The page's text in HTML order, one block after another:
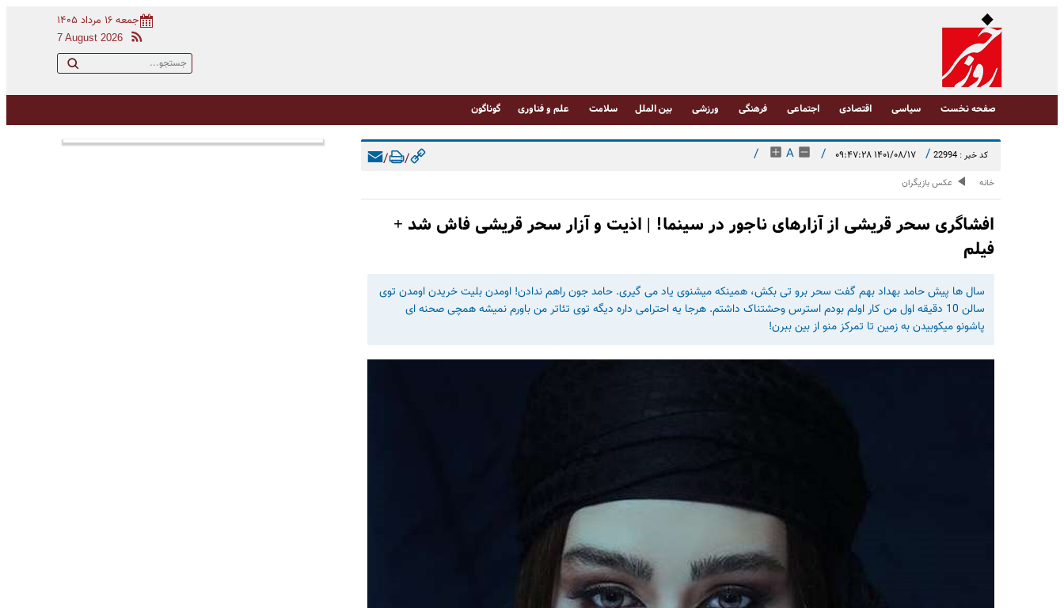
جمعه ۱۶ مرداد ۱۴۰۵
7 August 2026
صفحه نخست سیاسی اقتصادی اجتماعی فرهنگی ورزشی بین الملل سلامت علم و فناوری گوناگون
کد خبر : 22994 / ۱۴۰۱/۰۸/۱۷ ۰۹:۴۷:۲۸ /
A
/
/
/
خانه عکس بازیگران
افشاگری سحر قریشی از آزارهای ناجور در سینما! | اذیت و آزار سحر قریشی فاش شد +
فیلم
سال ها پیش حامد بهداد بهم گفت سحر برو تی بکش، همینکه میشنوی یاد می گیری. حامد جون راهم ندادن! اومدن بلیت خریدن اومدن توی
سالن 10 دقیقه اول من کار اولم بودم استرس وحشتناک داشتم. هرجا یه احترامی داره دیگه توی تئاتر من باورم نمیشه همچی صحنه ای
پاشونو میکوبیدن به زمین تا تمرکز منو از بین ببرن!